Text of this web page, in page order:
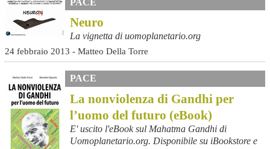
Neuro
La vignetta di uomoplanetario.org
24 febbraio 2013 - Matteo Della Torre
PACE
La nonviolenza di Gandhi per
l’uomo del futuro (eBook)
E' uscito l'eBook sul Mahatma Gandhi di
Uomoplanetario.org. Disponibile su iBookstore e